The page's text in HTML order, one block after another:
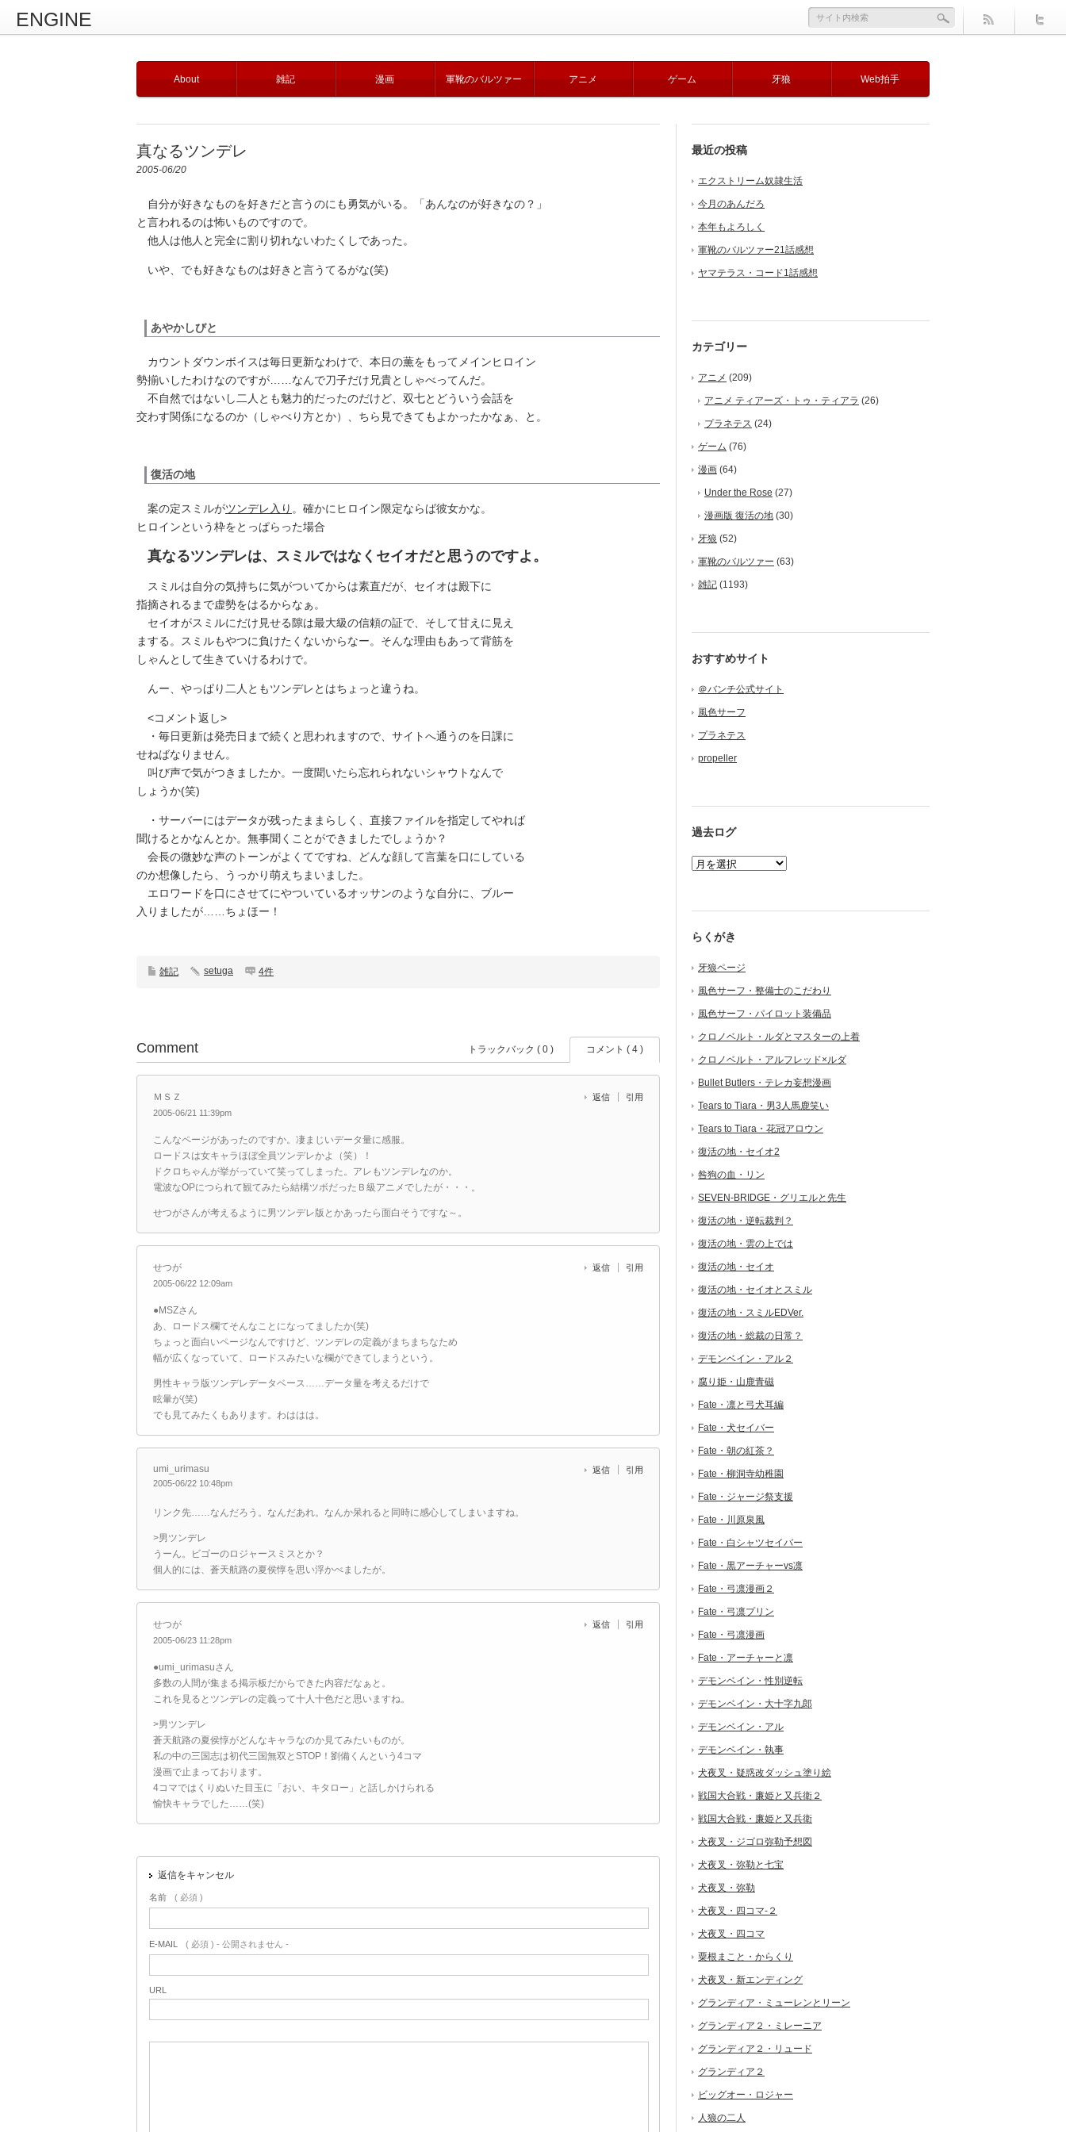
ENGINE
About 雑記 漫画 軍靴のバルツァー アニメ ゲーム 牙狼 Web拍手
真なるツンデレ
2005-06/20
自分が好きなものを好きだと言うのにも勇気がいる。「あんなのが好きなの？」
と言われるのは怖いものですので。
他人は他人と完全に割り切れないわたくしであった。
いや、でも好きなものは好きと言うてるがな(笑)
あやかしびと
カウントダウンボイスは毎日更新なわけで、本日の薫をもってメインヒロイン
勢揃いしたわけなのですが……なんで刀子だけ兄貴としゃべってんだ。
不自然ではないし二人とも魅力的だったのだけど、双七とどういう会話を
交わす関係になるのか（しゃべり方とか）、ちら見できてもよかったかなぁ、と。
復活の地
案の定スミルがツンデレ入り 。確かにヒロイン限定ならば彼女かな。
ヒロインという枠をとっぱらった場合
真なるツンデレは、スミルではなくセイオだと思うのですよ。
スミルは自分の気持ちに気がついてからは素直だが、セイオは殿下に
指摘されるまで虚勢をはるからなぁ。
セイオがスミルにだけ見せる隙は最大級の信頼の証で、そして甘えに見え
まする。スミルもやつに負けたくないからなー。そんな理由もあって背筋を
しゃんとして生きていけるわけで。
んー、やっぱり二人ともツンデレとはちょっと違うね。
<コメント返し>
・毎日更新は発売日まで続くと思われますので、サイトへ通うのを日課に
せねばなりません。
叫び声で気がつきましたか。一度聞いたら忘れられないシャウトなんで
しょうか(笑)
・サーバーにはデータが残ったままらしく、直接ファイルを指定してやれば
聞けるとかなんとか。無事聞くことができましたでしょうか？
会長の微妙な声のトーンがよくてですね、どんな顔して言葉を口にしている
のか想像したら、うっかり萌えちまいました。
エロワードを口にさせてにやついているオッサンのような自分に、ブルー
入りましたが……ちょほー！
雑記 setuga 4件
Comment トラックバック ( 0 ) コメント ( 4 )
ＭＳＺ
2005-06/21 11:39pm
返信 引用
こんなページがあったのですか。凄まじいデータ量に感服。
ロードスは女キャラほぼ全員ツンデレかよ（笑）！
ドクロちゃんが挙がっていて笑ってしまった。アレもツンデレなのか。
電波なOPにつられて観てみたら結構ツボだったＢ級アニメでしたが・・・。
せつがさんが考えるように男ツンデレ版とかあったら面白そうですな～。
せつが
2005-06/22 12:09am
返信 引用
●MSZさん
あ、ロードス欄てそんなことになってましたか(笑)
ちょっと面白いページなんですけど、ツンデレの定義がまちまちなため
幅が広くなっていて、ロードスみたいな欄ができてしまうという。
男性キャラ版ツンデレデータベース……データ量を考えるだけで
眩暈が(笑)
でも見てみたくもあります。わははは。
umi_urimasu
2005-06/22 10:48pm
返信 引用
リンク先……なんだろう。なんだあれ。なんか呆れると同時に感心してしまいますね。
>男ツンデレ
うーん。ビゴーのロジャースミスとか？
個人的には、蒼天航路の夏侯惇を思い浮かべましたが。
せつが
2005-06/23 11:28pm
返信 引用
●umi_urimasuさん
多数の人間が集まる掲示板だからできた内容だなぁと。
これを見るとツンデレの定義って十人十色だと思いますね。
>男ツンデレ
蒼天航路の夏侯惇がどんなキャラなのか見てみたいものが。
私の中の三国志は初代三国無双とSTOP！劉備くんという4コマ
漫画で止まっております。
4コマではくりぬいた目玉に「おい、キタロー」と話しかけられる
愉快キャラでした……(笑)
返信をキャンセル
名前 ( 必須 )
E-MAIL ( 必須 ) - 公開されません -
URL
最近の投稿
エクストリーム奴隷生活
今月のあんだろ
本年もよろしく
軍靴のバルツァー21話感想
ヤマテラス・コード1話感想
カテゴリー
アニメ (209)
アニメ ティアーズ・トゥ・ティアラ (26)
プラネテス (24)
ゲーム (76)
漫画 (64)
Under the Rose (27)
漫画版 復活の地 (30)
牙狼 (52)
軍靴のバルツァー (63)
雑記 (1193)
おすすめサイト
＠バンチ公式サイト
風色サーフ
プラネテス
propeller
過去ログ
らくがき
牙狼ページ
風色サーフ・整備士のこだわり
風色サーフ・パイロット装備品
クロノベルト・ルダとマスターの上着
クロノベルト・アルフレッド×ルダ
Bullet Butlers・テレカ妄想漫画
Tears to Tiara・男3人馬鹿笑い
Tears to Tiara・花冠アロウン
復活の地・セイオ2
咎狗の血・リン
SEVEN-BRIDGE・グリエルと先生
復活の地・逆転裁判？
復活の地・雲の上では
復活の地・セイオ
復活の地・セイオとスミル
復活の地・スミルEDVer.
復活の地・総裁の日常？
デモンベイン・アル２
腐り姫・山鹿青磁
Fate・凛と弓犬耳編
Fate・犬セイバー
Fate・朝の紅茶？
Fate・柳洞寺幼稚園
Fate・ジャージ祭支援
Fate・川原泉風
Fate・白シャツセイバー
Fate・黒アーチャーvs凛
Fate・弓凛漫画２
Fate・弓凛プリン
Fate・弓凛漫画
Fate・アーチャーと凛
デモンベイン・性別逆転
デモンベイン・大十字九郎
デモンベイン・アル
デモンベイン・執事
犬夜叉・疑惑改ダッシュ塗り絵
戦国大合戦・廉姫と又兵衛２
戦国大合戦・廉姫と又兵衛
犬夜叉・ジゴロ弥勒予想図
犬夜叉・弥勒と七宝
犬夜叉・弥勒
犬夜叉・四コマ-２
犬夜叉・四コマ
粟根まこと・からくり
犬夜叉・新エンディング
グランディア・ミューレンとリーン
グランディア２・ミレーニア
グランディア２・リュード
グランディア２
ビッグオー・ロジャー
人狼の二人